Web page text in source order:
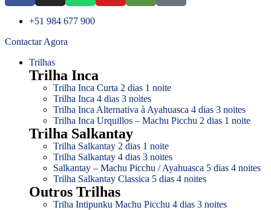
+51 984 677 900
Contactar Agora
Trilhas
Trilha Inca
Trilha Inca Curta 2 dias 1 noite
Trilha Inca 4 dias 3 noites
Trilha Inca Alternativa à Ayahuasca 4 dias 3 noites
Trilha Inca Urquillos – Machu Picchu 2 dias 1 noite
Trilha Salkantay
Trilha Salkantay 2 dias 1 noite
Trilha Salkantay 4 dias 3 noites
Salkantay – Machu Picchu / Ayahuasca 5 dias 4 noites
Trilha Salkantay Classica 5 dias 4 noites
Outros Trilhas
Triha Intipunku Machu Picchu 4 dias 3 noites